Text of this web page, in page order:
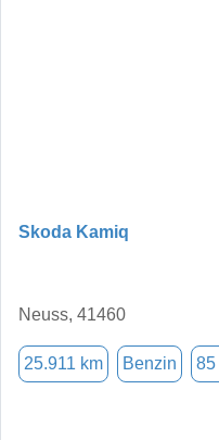
Skoda Kamiq
Neuss, 41460
25.911 km Benzin 85